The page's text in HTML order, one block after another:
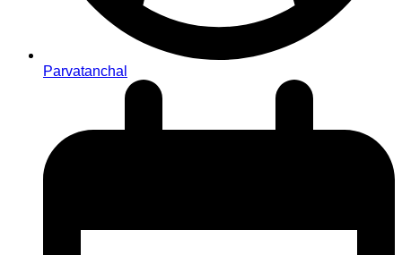
Parvatanchal